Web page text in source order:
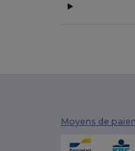
Moyens de